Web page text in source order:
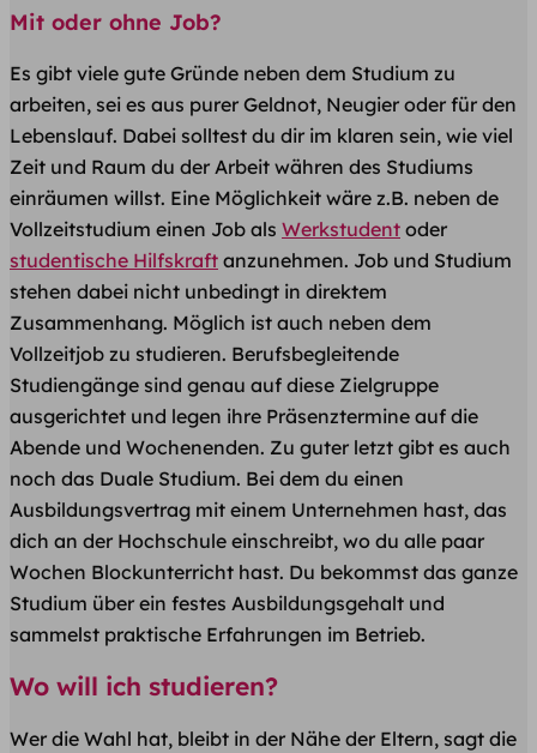
Mit oder ohne Job?
Es gibt viele gute Gründe neben dem Studium zu
arbeiten, sei es aus purer Geldnot, Neugier oder für den
Lebenslauf. Dabei solltest du dir im klaren sein, wie viel
Zeit und Raum du der Arbeit währen des Studiums
einräumen willst. Eine Möglichkeit wäre z.B. neben de
Vollzeitstudium einen Job als Werkstudent oder
studentische Hilfskraft anzunehmen. Job und Studium
stehen dabei nicht unbedingt in direktem
Zusammenhang. Möglich ist auch neben dem
Vollzeitjob zu studieren. Berufsbegleitende
Studiengänge sind genau auf diese Zielgruppe
ausgerichtet und legen ihre Präsenztermine auf die
Abende und Wochenenden. Zu guter letzt gibt es auch
noch das Duale Studium. Bei dem du einen
Ausbildungsvertrag mit einem Unternehmen hast, das
dich an der Hochschule einschreibt, wo du alle paar
Wochen Blockunterricht hast. Du bekommst das ganze
Studium über ein festes Ausbildungsgehalt und
sammelst praktische Erfahrungen im Betrieb.
Wo will ich studieren?
Wer die Wahl hat, bleibt in der Nähe der Eltern, sagt die